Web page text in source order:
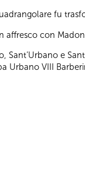
fu
con
e
Urbano VIII